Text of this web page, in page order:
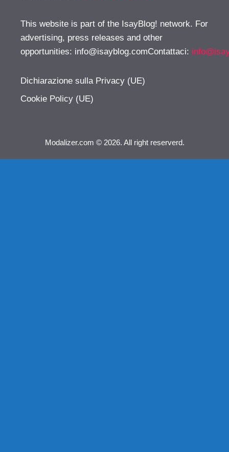
This website is part of the IsayBlog! network. For
advertising, press releases and other
opportunities: info@isayblog.comContattaci:
Dichiarazione sulla Privacy (UE)
Cookie Policy (UE)
Modalizer.com © 2026. All right reserverd.